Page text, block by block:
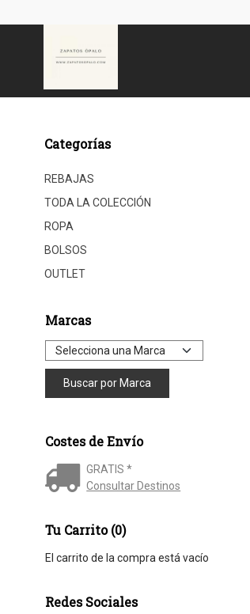
Categorías
REBAJAS
TODA LA COLECCIÓN
ROPA
BOLSOS
OUTLET
Marcas
Costes de Envío
GRATIS *
Consultar Destinos
Tu Carrito (0)
El carrito de la compra está vacío
Redes Sociales